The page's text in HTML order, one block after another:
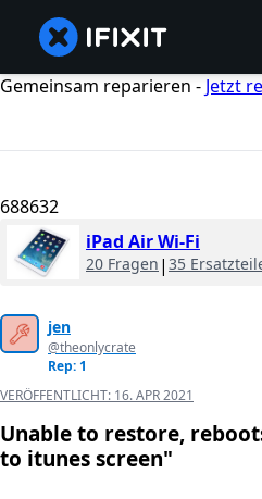
Gemeinsam reparieren - Jetzt
688632
iPad Air Wi-Fi
20 Fragen | 35
jen
@theonlycrate
Rep: 1
VERÖFFENTLICHT: 16. APR 2021
Unable to restore,
to itunes screen"